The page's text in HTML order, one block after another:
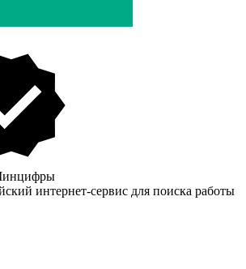
интернет-сервис для поиска работы